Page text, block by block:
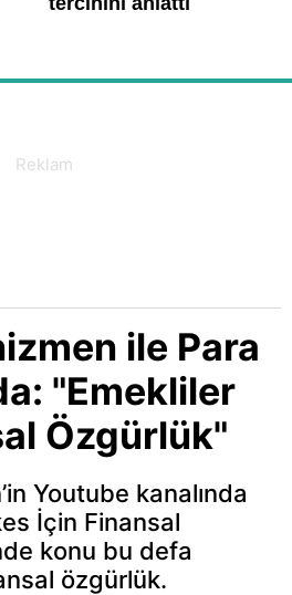
ile Para
"Emekliler
Özgürlük"
Youtube kanalında
İçin Finansal
konu bu defa
özgürlük.